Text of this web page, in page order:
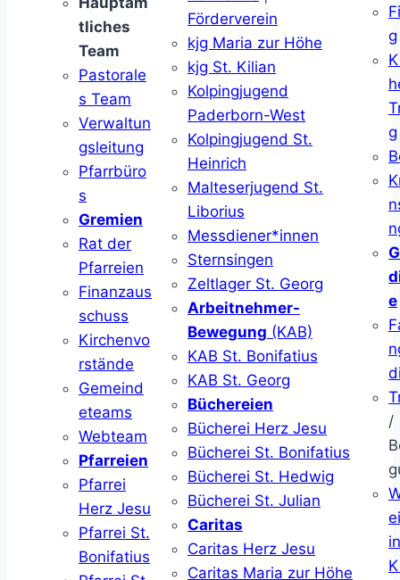
tliches
Team
Pastorale
s Team
Verwaltun
gsleitung
Pfarrbüro
s
Gremien
Rat der
Pfarreien
Finanzaus
schuss
Kirchenvo
rstände
Gemeind
eteams
Webteam
Pfarreien
Pfarrei
Herz Jesu
Pfarrei St.
Bonifatius
Förderverein
kjg Maria zur Höhe
kjg St. Kilian
Kolpingjugend
Paderborn-West
Kolpingjugend St.
Heinrich
Malteserjugend St.
Liborius
Messdiener*innen
Sternsingen
Zeltlager St. Georg
Arbeitnehmer-
Bewegung (KAB)
KAB St. Bonifatius
KAB St. Georg
Büchereien
Bücherei Herz Jesu
Bücherei St. Bonifatius
Bücherei St. Hedwig
Bücherei St. Julian
Caritas
Caritas Herz Jesu
Caritas Maria zur Höhe
g
g
e
/